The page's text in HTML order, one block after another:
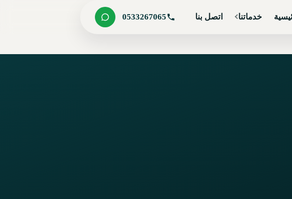
خدماتنا اتصل بنا 0533267065